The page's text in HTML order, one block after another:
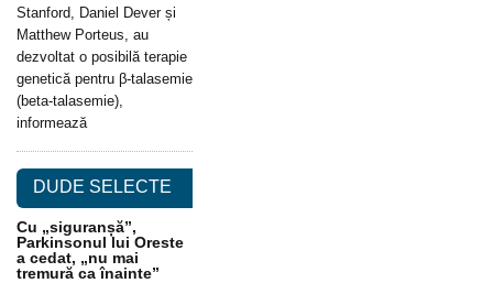
Stanford, Daniel Dever și
Matthew Porteus, au
dezvoltat o posibilă terapie
genetică pentru β-talasemie
(beta-talasemie),
informează
DUDE SELECTE
Cu „siguranșă”,
Parkinsonul lui Oreste
a cedat, „nu mai
tremură ca înainte”